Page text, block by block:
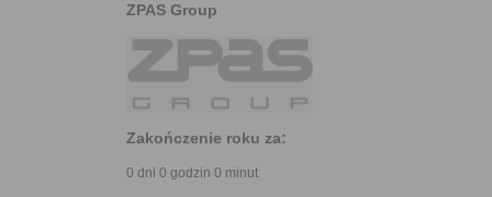
ZPAS Group
Zakończenie roku za:
0 dni 0 godzin 0 minut